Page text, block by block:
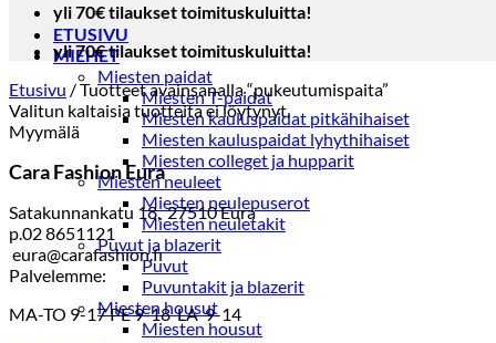
ETUSIVU
MIEHET
Miesten paidat
Miesten T-paidat
Miesten kauluspaidat pitkähihaiset
Miesten kauluspaidat lyhythihaiset
Miesten colleget ja hupparit
Miesten neuleet
Miesten neulepuserot
Miesten neuletakit
Puvut ja blazerit
Puvut
Puvuntakit ja blazerit
Miesten housut
Miesten housut
yli 70€ tilaukset toimituskuluitta!
yli 70€ tilaukset toimituskuluitta!
Etusivu /Tuotteet avainsanalla “pukeutumispaita”
Valitun kaltaisia tuotteita ei löytynyt.
Myymälä
Cara Fashion Eura
Satakunnankatu 18, 27510 Eura
p.02 8651121
eura@carafashion.fi
Palvelemme:
MA-TO 9-17 PE 9-18 LA 9-14